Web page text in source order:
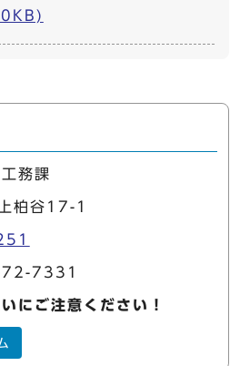
務課
柏谷17-1
72-7331
にご注意ください！